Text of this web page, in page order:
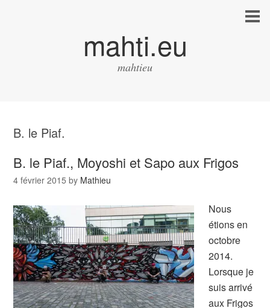
mahti.eu
mahtieu
B. le Piaf.
B. le Piaf., Moyoshi et Sapo aux Frigos
4 février 2015 by Mathieu
Nous
étions en
octobre
2014.
Lorsque je
suis arrivé
aux Frigos